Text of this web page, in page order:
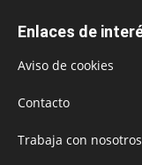
Enlaces de
Aviso de cookies
Contacto
Trabaja con nosotros